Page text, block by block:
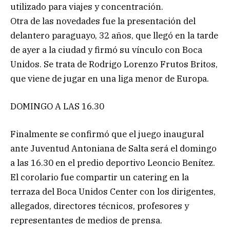
utilizado para viajes y concentración.
Otra de las novedades fue la presentación del
delantero paraguayo, 32 años, que llegó en la tarde
de ayer a la ciudad y firmó su vínculo con Boca
Unidos. Se trata de Rodrigo Lorenzo Frutos Britos,
que viene de jugar en una liga menor de Europa.
DOMINGO A LAS 16.30
Finalmente se confirmó que el juego inaugural
ante Juventud Antoniana de Salta será el domingo
a las 16.30 en el predio deportivo Leoncio Benítez.
El corolario fue compartir un catering en la
terraza del Boca Unidos Center con los dirigentes,
allegados, directores técnicos, profesores y
representantes de medios de prensa.